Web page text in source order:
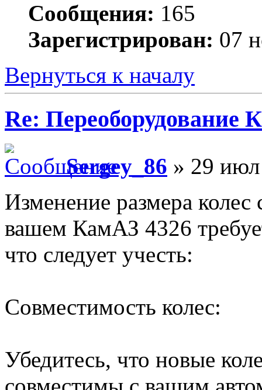
Сообщения: 165
Зарегистрирован: 07
Вернуться к началу
Re: Переоборудование
Sergey_86 » 29
Изменение размера
вашем КамАЗ 4326
что следует учесть:
Совместимость колес:
Убедитесь, что новые